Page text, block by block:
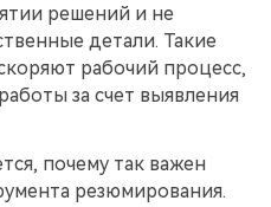
решений и не
детали. Такие
рабочий процесс,
за счет выявления
почему так важен
резюмирования.